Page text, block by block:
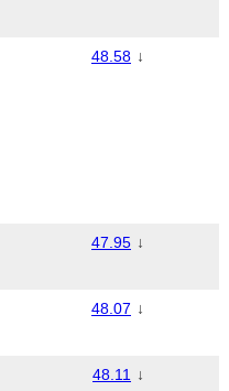
48.58 ↓
47.95 ↓
48.07 ↓
48.11 ↓